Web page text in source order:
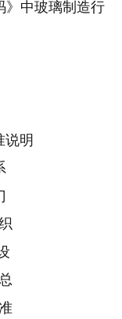
》中玻璃制造行
说明